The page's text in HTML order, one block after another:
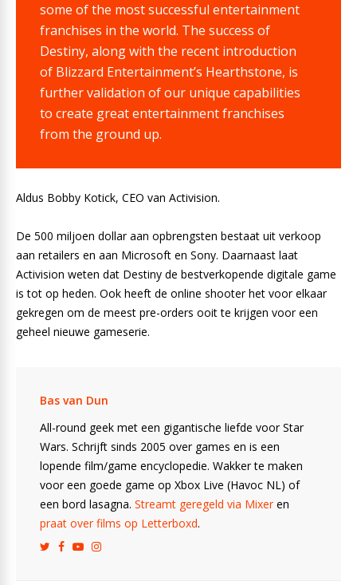
some of the most successful entertainment
franchises in the world. The success of
Destiny, along with the recent introduction
of Blizzard Entertainment’s Hearthstone, is
further validation of our unique capabilities
to create great entertainment franchises
from the ground up.
Aldus Bobby Kotick, CEO van Activision.
De 500 miljoen dollar aan opbrengsten bestaat uit verkoop
aan retailers en aan Microsoft en Sony. Daarnaast laat
Activision weten dat Destiny de bestverkopende digitale game
is tot op heden. Ook heeft de online shooter het voor elkaar
gekregen om de meest pre-orders ooit te krijgen voor een
geheel nieuwe gameserie.
Bas van Dun
All-round geek met een gigantische liefde voor Star
Wars. Schrijft sinds 2005 over games en is een
lopende film/game encyclopedie. Wakker te maken
voor een goede game op Xbox Live (Havoc NL) of
een bord lasagna. Streamt geregeld via Mixeren
praat over films op Letterboxd.